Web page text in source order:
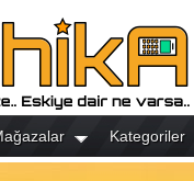
Kategoriler